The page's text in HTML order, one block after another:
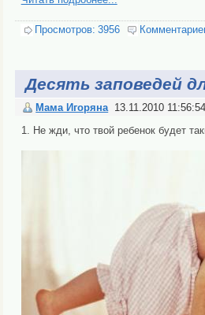
Просмотров: 3956
Десять заповедей
Мама Игоряна 13.11.2010 11:56:54
1. Не жди, что твой ребенок будет